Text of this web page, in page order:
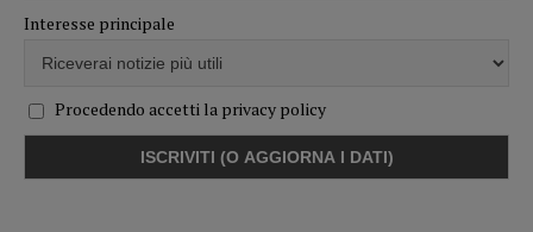
Interesse principale
Procedendo accetti la privacy policy